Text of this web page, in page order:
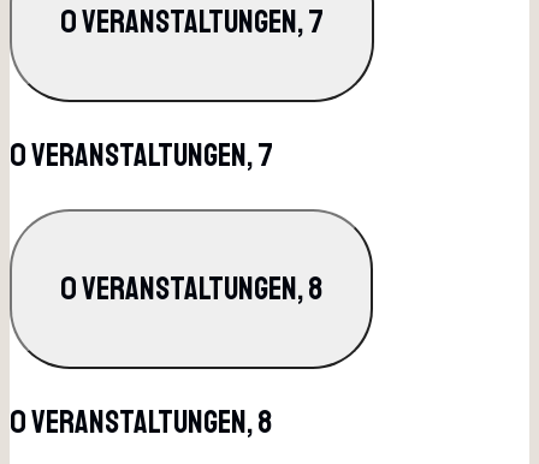
0 Veranstaltungen,7
0 Veranstaltungen,7
0 Veranstaltungen,8
0 Veranstaltungen,8